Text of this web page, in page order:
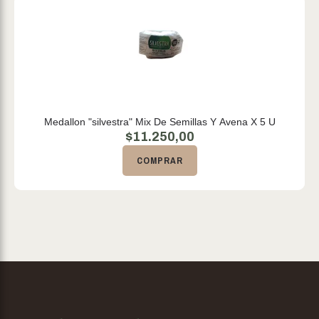
Medallon "silvestra" Mix De Semillas Y Avena X 5 U
$11.250,00
COMPRAR